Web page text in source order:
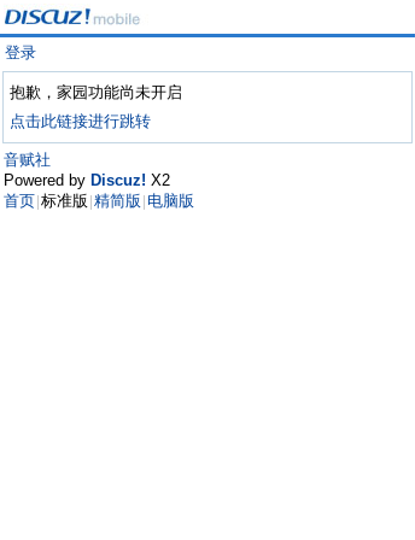
登录
抱歉，家园功能尚未开启
点击此链接进行跳转
音赋社
Powered by Discuz! X2
首页 标准版 精简版 电脑版